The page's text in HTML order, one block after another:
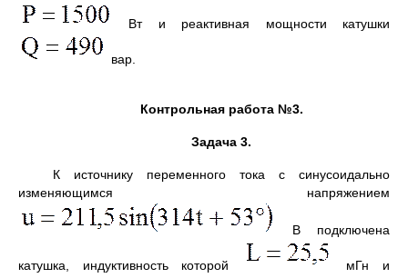
Вт и реактивная мощности катушки
вар.
Контрольная работа №3.
Задача 3.
К источнику переменного тока с синусоидально
изменяющимся напряжением
В подключена
катушка, индуктивность которой мГн и